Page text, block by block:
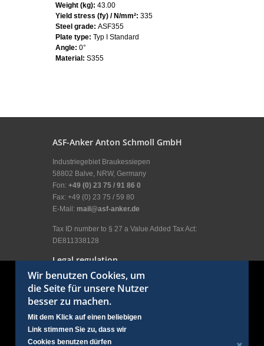
Weight (kg): 43.00
Yield stress (fy) / N/mm²: 335
Steel grade: ASF355
Plate type: Typ I Standard
Angle: 0°
Material: S355
ASF-Anker Anton Schmoll GmbH
Industriegebiet Braukessiepen
58802 Balve, NRW, Germany
Fon: +49 (0) 23 75 / 91 86 0
Fax: +49 (0) 23 75 / 59 80
E-Mail: mail@asf-anker.de
Tax ID number to § 27 a Value Added Tax Act:
DE811338128
Legal regulation
Legal Disclosure
General terms and conditions
Terms of use
User menu
Login
Wir benutzen Cookies, um
die Seite für unsere Nutzer
besser zu machen.
Mit dem Klick auf einen beliebigen
Link stimmen Sie zu, dass wir
Cookies benutzen dürfen